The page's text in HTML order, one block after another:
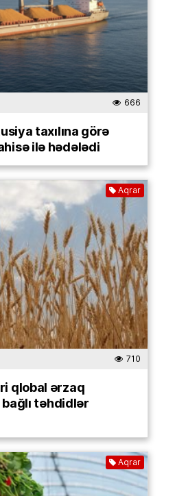
666
taxılına görə
ilə hədələdi
Aqrar
710
qlobal ərzaq
təhdidlər
Aqrar